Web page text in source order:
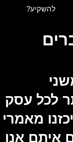
לכל עסק
מאמרי
איתם אנו